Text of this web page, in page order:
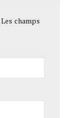
Les champs